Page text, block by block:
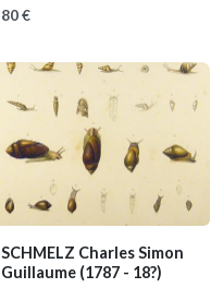
80 €
SCHMELZ Charles Simon
Guillaume (1787 - 18?)